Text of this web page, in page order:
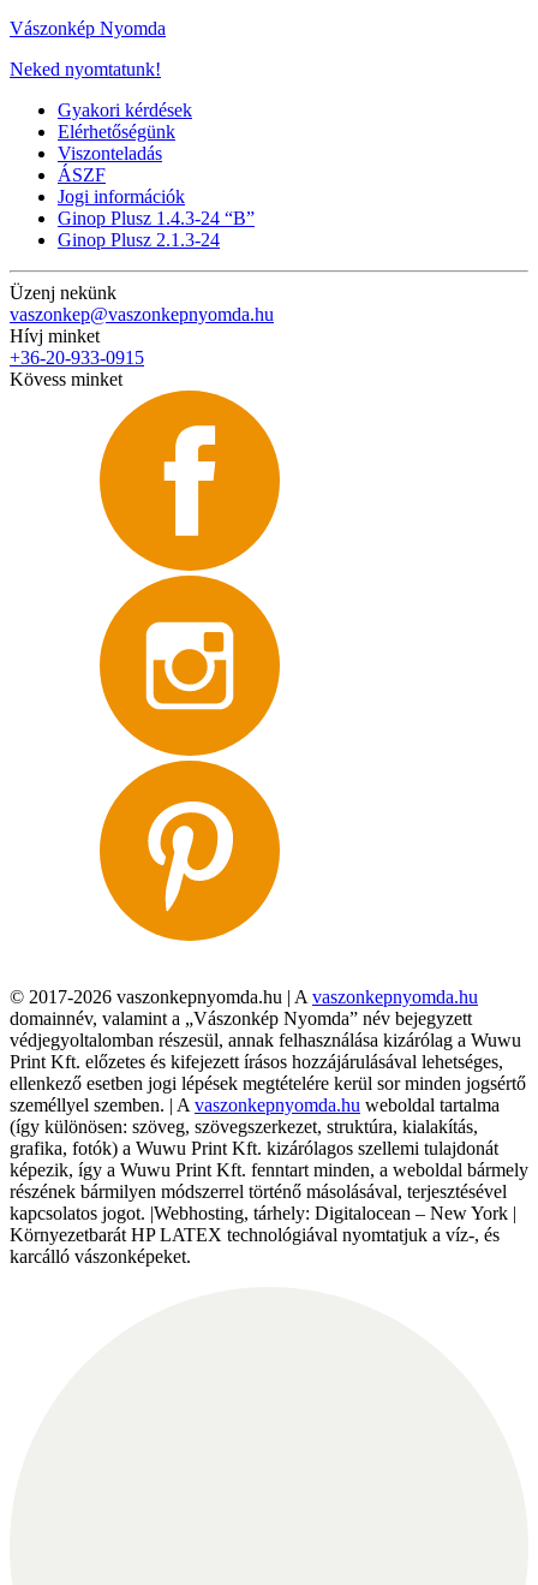
Vászonkép Nyomda
Neked nyomtatunk!
Gyakori kérdések
Elérhetőségünk
Viszonteladás
ÁSZF
Jogi információk
Ginop Plusz 1.4.3-24 “B”
Ginop Plusz 2.1.3-24
Üzenj nekünk
vaszonkep@vaszonkepnyomda.hu
Hívj minket
+36-20-933-0915
Kövess minket
© 2017-2026 vaszonkepnyomda.hu | A vaszonkepnyomda.hu
domainnév, valamint a „Vászonkép Nyomda” név bejegyzett
védjegyoltalomban részesül, annak felhasználása kizárólag a Wuwu
Print Kft. előzetes és kifejezett írásos hozzájárulásával lehetséges,
ellenkező esetben jogi lépések megtételére kerül sor minden jogsértő
személlyel szemben. | A vaszonkepnyomda.hu weboldal tartalma
(így különösen: szöveg, szövegszerkezet, struktúra, kialakítás,
grafika, fotók) a Wuwu Print Kft. kizárólagos szellemi tulajdonát
képezik, így a Wuwu Print Kft. fenntart minden, a weboldal bármely
részének bármilyen módszerrel történő másolásával, terjesztésével
kapcsolatos jogot. |Webhosting, tárhely: Digitalocean – New York |
Környezetbarát HP LATEX technológiával nyomtatjuk a víz-, és
karcálló vászonképeket.